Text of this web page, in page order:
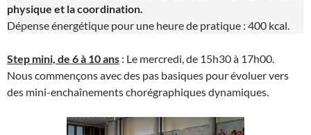
physique et la coordination.
Dépense énergétique pour une heure de pratique : 400 kcal.
Step mini, de 6 à 10 ans : Le mercredi, de 15h30 à 17h00.
Nous commençons avec des pas basiques pour évoluer vers
des mini-enchaînements chorégraphiques dynamiques.